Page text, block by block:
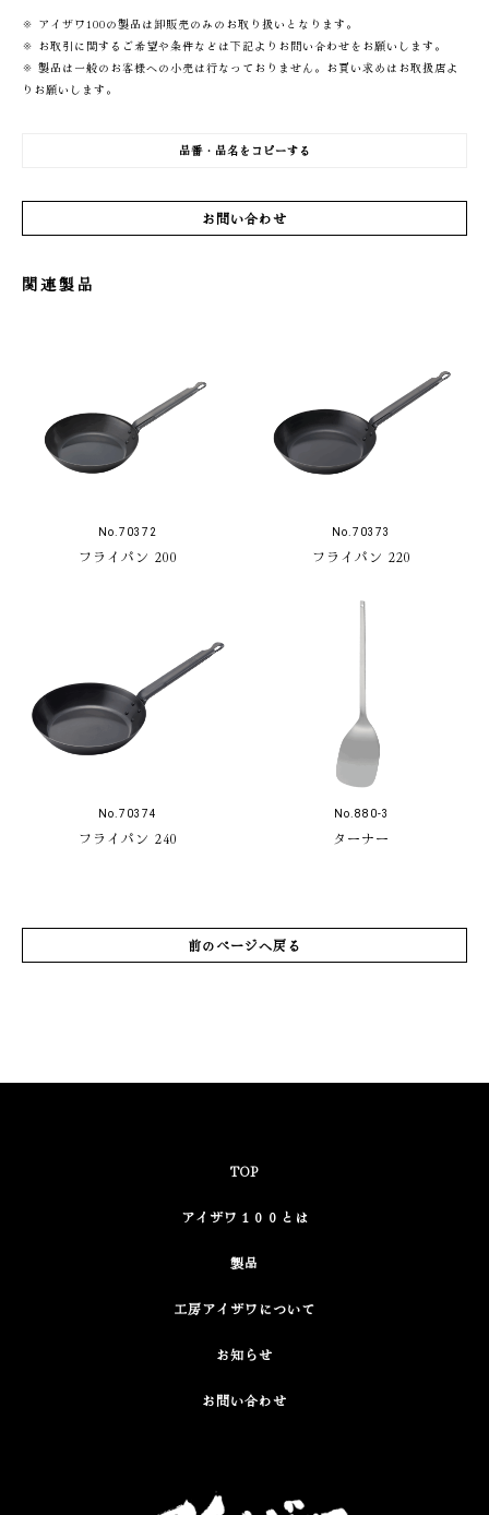
※ アイザワ100の製品は卸販売のみのお取り扱いとなります。
※ お取引に関するご希望や条件などは下記よりお問い合わせをお願いします。
※ 製品は一般のお客様への小売は行なっておりません。お買い求めはお取扱店よ
りお願いします。
品番・品名をコピーする
お問い合わせ
関連製品
No.70372
フライパン 200
No.70373
フライパン 220
No.70374
フライパン 240
No.880-3
ターナー
前のページへ戻る
TOP
アイザワ１００とは
製品
工房アイザワについて
お知らせ
お問い合わせ